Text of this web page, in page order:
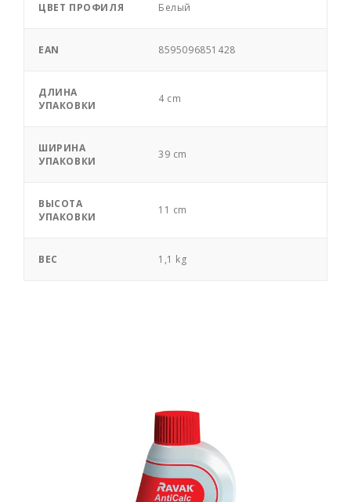
ЦВЕТ ПРОФИЛЯ Белый
EAN 8595096851428
ДЛИНА
УПАКОВКИ
4 cm
ШИРИНА
УПАКОВКИ
39 cm
ВЫСОТА
УПАКОВКИ
11 cm
ВЕС 1,1 kg